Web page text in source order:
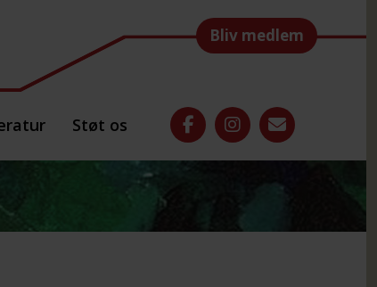
Bliv medlem
Støt os